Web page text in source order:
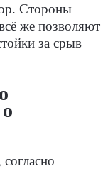
Стороны
же позволяют
за срыв